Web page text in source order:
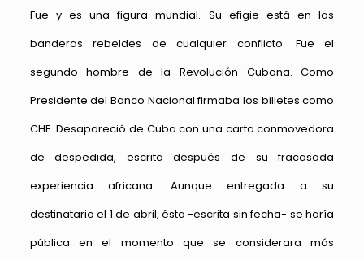
Fue y es una figura mundial. Su efigie está en las
banderas rebeldes de cualquier conflicto. Fue el
segundo hombre de la Revolución Cubana. Como
Presidente del Banco Nacional firmaba los billetes como
CHE. Desapareció de Cuba con una carta conmovedora
de despedida, escrita después de su fracasada
experiencia africana. Aunque entregada a su
destinatario el 1 de abril, ésta -escrita sin fecha- se haría
pública en el momento que se considerara más